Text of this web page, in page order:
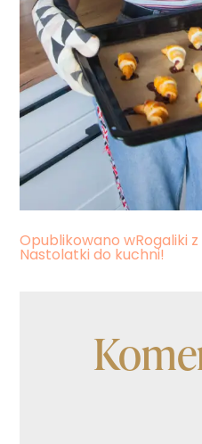
Nawigacja
Opublikowano wRogaliki
Nastolatki do kuchni!